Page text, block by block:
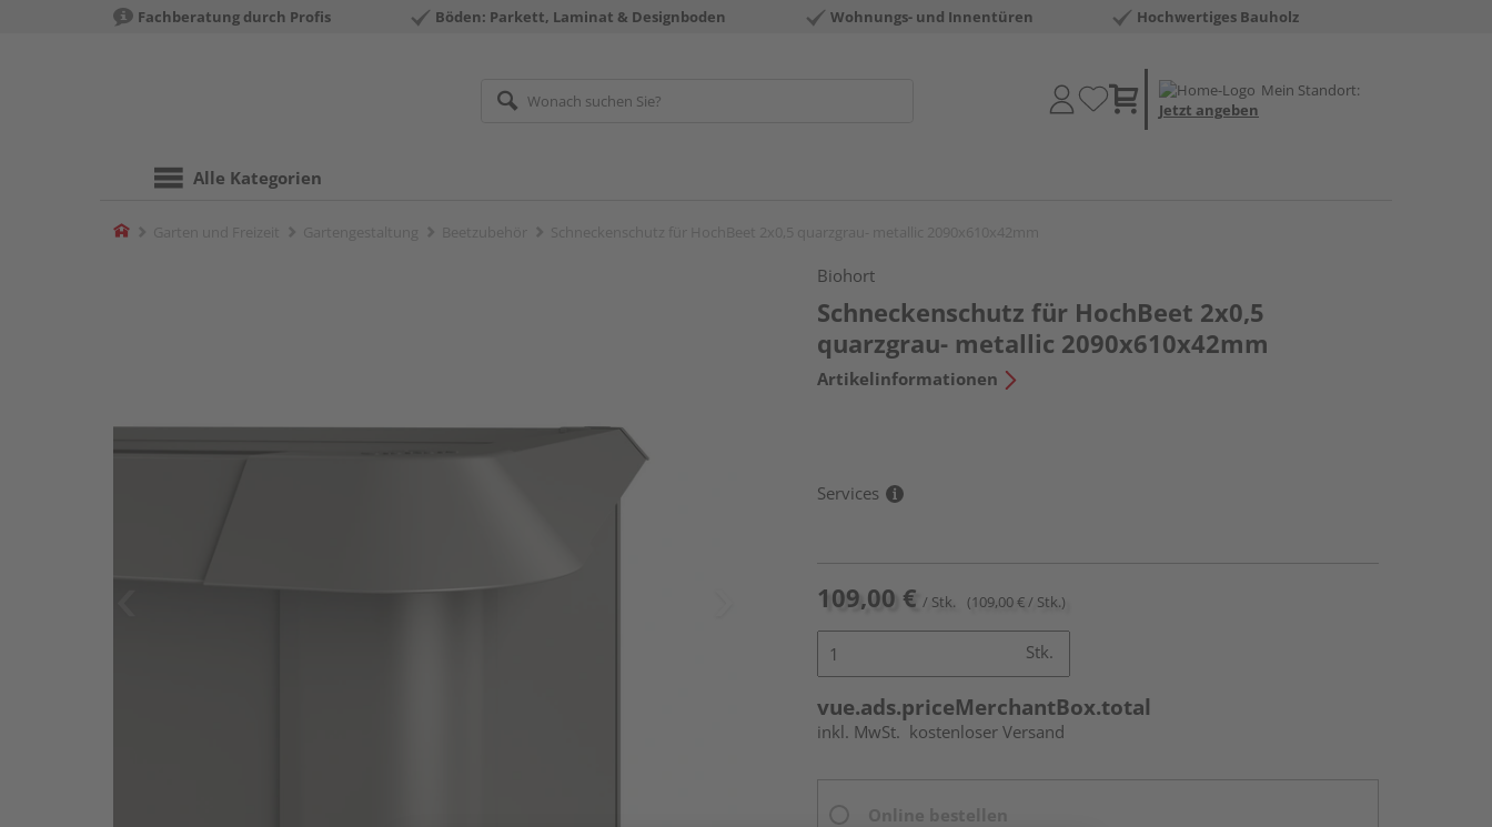
Fachberatung durch Profis Böden: Parkett, Laminat & Designboden Wohnungs- und Innentüren Hochwertiges Bauholz
Mein Standort:
Jetzt angeben
Alle Kategorien
Home
Biohort
Schneckenschutz für HochBeet 2x0,5
quarzgrau- metallic 2090x610x42mm
Artikelinformationen
Services
109,00 € / Stk. (109,00 € / Stk.)
Stk.
vue.ads.priceMerchantBox.total
inkl. MwSt. kostenloser Versand
Online bestellen